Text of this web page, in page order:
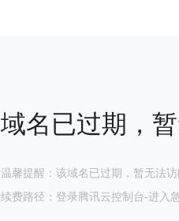
域名已过期，
温馨提醒：该域名已过期，暂无法
续费路径：登录腾讯云控制台-进入